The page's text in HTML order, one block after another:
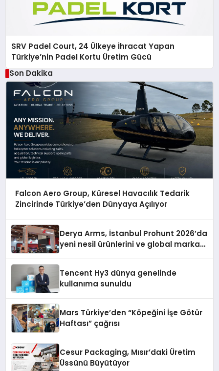
SRV Padel Court, 24 Ülkeye İhracat Yapan
Türkiye’nin Padel Kortu Üretim Gücü
Son Dakika
Falcon Aero Group, Küresel Havacılık Tedarik
Zincirinde Türkiye’den Dünyaya Açılıyor
Derya Arms, İstanbul Prohunt 2026’da
yeni nesil ürünlerini ve global marka
Tencent Hy3 dünya genelinde
kullanıma sunuldu
Mars Türkiye’den “Köpeğini İşe Götür
Haftası” çağrısı
Cesur Packaging, Mısır’daki Üretim
Üssünü Büyütüyor